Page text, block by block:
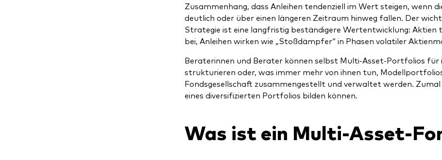
Zusammenhang, dass Anleihen tendenziell im Wert steigen, wenn
deutlich oder über einen längeren Zeitraum hinweg fallen. Der
Strategie ist eine langfristig beständigere Wertentwicklung: Aktien
bei, Anleihen wirken wie „Stoßdämpfer“ in Phasen volatiler
Beraterinnen und Berater können selbst Multi-Asset-Portfolios für
strukturieren oder, was immer mehr von ihnen tun,
Fondsgesellschaft zusammengestellt und verwaltet werden. Zumal
eines diversifizierten Portfolios bilden können.
Was ist ein Multi-Asset-